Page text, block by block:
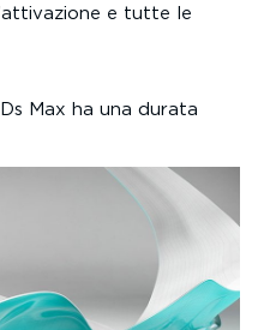
e tutte le
Max ha una durata